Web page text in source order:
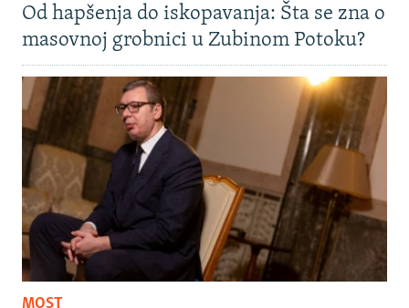
Od hapšenja do iskopavanja: Šta se zna o
masovnoj grobnici u Zubinom Potoku?
MOST